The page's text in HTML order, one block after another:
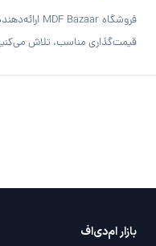
قیمت‌گذاری مناسب، تلاش می‌کنیم
بازار ام‌دی‌اف